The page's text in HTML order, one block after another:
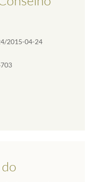
2015-04-24